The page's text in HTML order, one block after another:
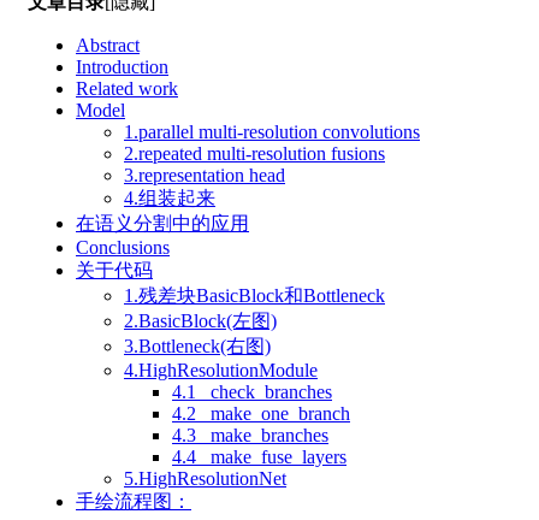
Abstract
Introduction
Related work
Model
1.parallel multi-resolution convolutions
2.repeated multi-resolution fusions
3.representation head
4.组装起来
在语义分割中的应用
Conclusions
关于代码
1.残差块BasicBlock和Bottleneck
2.BasicBlock(左图)
3.Bottleneck(右图)
4.HighResolutionModule
4.1 _check_branches
4.2 _make_one_branch
4.3 _make_branches
4.4 _make_fuse_layers
5.HighResolutionNet
手绘流程图：